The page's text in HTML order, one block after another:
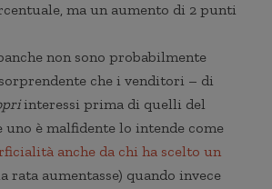
ma un aumento di 2 punti
non sono probabilmente
che i venditori – di
interessi prima di quelli del
uno è malfidente lo intende come
anche da chi ha scelto un
aumentasse) quando invece